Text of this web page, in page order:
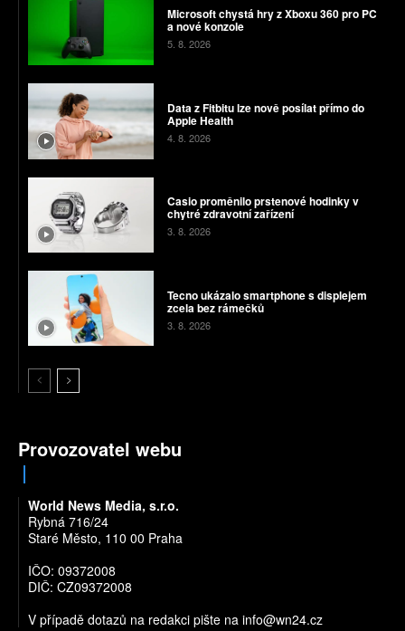
Microsoft chystá hry z Xboxu 360 pro PC
a nové konzole
5. 8. 2026
Data z Fitbitu lze nově posílat přímo do
Apple Health
4. 8. 2026
Casio proměnilo prstenové hodinky v
chytré zdravotní zařízení
3. 8. 2026
Tecno ukázalo smartphone s displejem
zcela bez rámečků
3. 8. 2026
Provozovatel webu
World News Media, s.r.o.
Rybná 716/24
Staré Město, 110 00 Praha
IČO: 09372008
DIČ: CZ09372008
V případě dotazů na redakci pište na info@wn24.cz